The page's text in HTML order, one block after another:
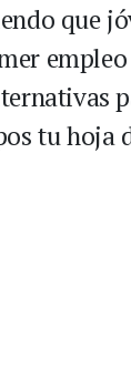
que
tu hoja